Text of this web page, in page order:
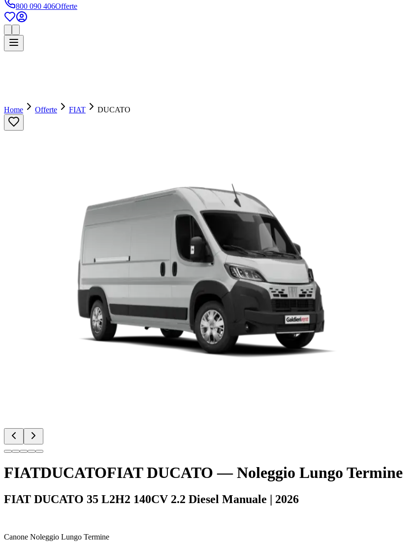
800 090 406Offerte
Home Offerte FIAT DUCATO
FIATDUCATOFIAT DUCATO — Noleggio Lungo Termine
FIAT DUCATO 35 L2H2 140CV 2.2 Diesel Manuale | 2026
Canone Noleggio Lungo Termine